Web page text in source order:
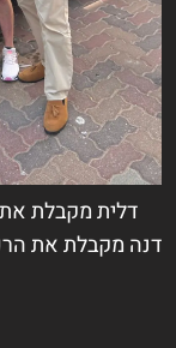
דלית
דנה מקבלת